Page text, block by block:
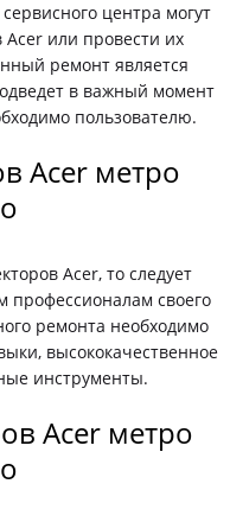
центра могут
или провести их
ремонт является
в важный момент
пользователю.
Acer метро
Acer, то следует
профессионалам своего
ремонта необходимо
высококачественное
инструменты.
Acer метро